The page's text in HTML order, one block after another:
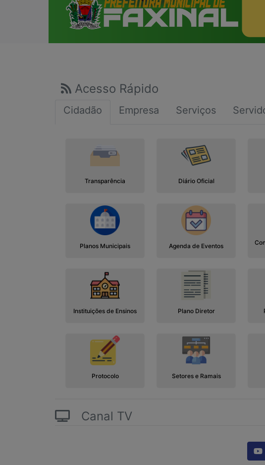
Acesso Rápido
Cidadão Empresa Serviços
Transparência Diário Oficial
Planos Municipais Agenda de Eventos
Instituições de Ensinos Plano Diretor
Protocolo Setores e Ramais
Canal TV